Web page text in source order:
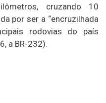
cruzando 10
por ser a “encruzilhada
rodovias do país
a BR-232).